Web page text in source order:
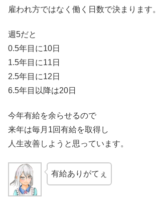
雇われ方ではなく働く日数で決まります。
週5だと
0.5年目に10日
1.5年目に11日
2.5年目に12日
6.5年目以降は20日
今年有給を余らせるので
来年は毎月1回有給を取得し
人生改善しようと思っています。
有給ありがてぇ